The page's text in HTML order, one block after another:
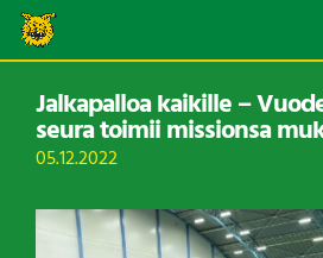
Jalkapalloa kaikille –
seura toimii missionsa
05.12.2022